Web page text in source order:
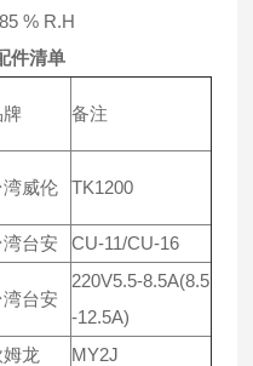
% R.H
件清单
备注
威伦 TK1200
台安 CU-11/CU-16
台安
220V5.5-8.5A(8.5
-12.5A)
姆龙
MY2J